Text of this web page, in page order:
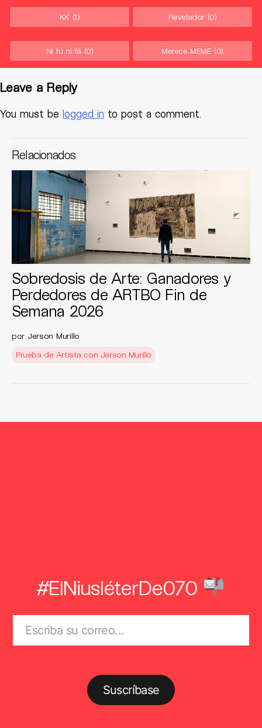
KK (1) Revelador (0)
Ni fú ni fá (0) Merece MEME (0)
Leave a Reply
You must be logged in to post a comment.
Relacionados
Sobredosis de Arte: Ganadores y
Perdedores de ARTBO Fin de
Semana 2026
por Jerson Murillo
Prueba de Artista con Jerson Murillo
#ElNiusléterDe070
Suscríbase